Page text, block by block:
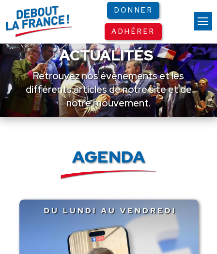
DONNER
ADHÉRER
ACTUALITÉS
Retrouvez nos événements et les
différents articles de notre site et de
notre mouvement.
AGENDA
Panneau de gestion des cookies